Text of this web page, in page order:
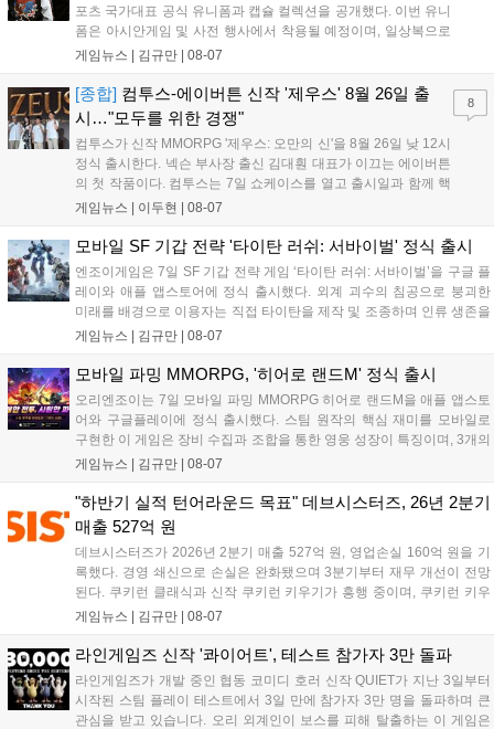
포츠 국가대표 공식 유니폼과 캡슐 컬렉션을 공개했다. 이번 유니
폼은 아시안게임 및 사전 행사에서 착용될 예정이며, 일상복으로
구성된 컬렉션은 오는 8월 28일부터 골스튜디오 공식 홈페이지
서는 대회 규정에 따라 별도의 유니폼을 착용할 계획이다....
게임뉴스 | 김규만 08-07
[종합] 컴투스-에이버튼 신작 '제우스' 8월 26일 출
시…"모두를 위한 경쟁"
컴투스가 신작 MMORPG '제우스: 오만의 신'을 8월 26일 낮 12시
정식 출시한다. 넥슨 부사장 출신 김대훤 대표가 이끄는 에이버튼
의 첫 작품이다. 컴투스는 7일 쇼케이스를 열고 출시일과 함께 핵
심 콘텐츠, 유료화 정책, 운영 방향을 공개했다. 캐릭터명 선점은
의 오만으로 균열이...
게임뉴스 | 이두현 08-07
8
모바일 SF 기갑 전략 '타이탄 러쉬: 서바이벌' 정식 출시
엔조이게임은 7일 SF 기갑 전략 게임 ‘타이탄 러쉬: 서바이벌’을 구글 플
레이와 애플 앱스토어에 정식 출시했다. 외계 괴수의 침공으로 붕괴한
미래를 배경으로 이용자는 직접 타이탄을 제작 및 조종하며 인류 생존을
위한 전투를 펼친다. 지휘관 모집, 피난처 운영, 연맹 협동 콘텐츠가 특징
지원 보상을 제공한다. 상세 내용은 공식 커뮤니티에서 확인 가능하다....
게임뉴스 | 김규만 08-07
모바일 파밍 MMORPG, '히어로 랜드M' 정식 출시
오리엔조이는 7일 모바일 파밍 MMORPG 히어로 랜드M을 애플 앱스토
어와 구글플레이에 정식 출시했다. 스팀 원작의 핵심 재미를 모바일로
구현한 이 게임은 장비 수집과 조합을 통한 영웅 성장이 특징이며, 3개의
무기 스킬을 활용한 전략적 전투와 길드전 등 다양한 콘텐츠를 제공한
혜택을 지급하며, 상세 내용은 공식 라운지에서 확인할 수 있다. 이용자
는 게임 접속 및 주요 콘텐츠 플레이를 통해 성장을 지원받을 수 있다....
게임뉴스 | 김규만 08-07
"하반기 실적 턴어라운드 목표" 데브시스터즈, 26년 2분기
매출 527억 원
데브시스터즈가 2026년 2분기 매출 527억 원, 영업손실 160억 원을 기
록했다. 경영 쇄신으로 손실은 완화됐으며 3분기부터 재무 개선이 전망
된다. 쿠키런 클래식과 신작 쿠키런 키우기가 흥행 중이며, 쿠키런 키우
기는 13일 첫 업데이트를 시작으로 2주 간격의 콘텐츠를 제공한다. 또한
이다. 회사는 비용 효율화와 신작 흥행을 통해 하반기 실적 턴어라운드
를 이끌 방침이다....
게임뉴스 | 김규만 08-07
라인게임즈 신작 '콰이어트', 테스트 참가자 3만 돌파
라인게임즈가 개발 중인 협동 코미디 호러 신작 QUIET가 지난 3일부터
시작된 스팀 플레이 테스트에서 3일 만에 참가자 3만 명을 돌파하며 큰
관심을 받고 있습니다. 오리 외계인이 보스를 피해 탈출하는 이 게임은